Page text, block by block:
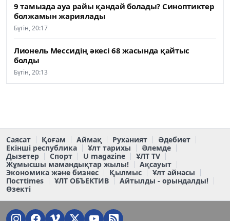
9 тамызда ауа райы қандай болады? Синоптиктер
болжамын жариялады
Бүгін, 20:17
Лионель Мессидің әкесі 68 жасында қайтыс
болды
Бүгін, 20:13
Саясат Қоғам Аймақ Руханият
Әдебиет
Екінші республика
Ұлт тарихы
Әлемде
Дызетер
Спорт U magazine
ҰЛТ TV
Жұмысшы мамандықтар жылы!
Ақсауыт
Экономика және бизнес
Қылмыс
Ұлт айнасы
Постtimes
ҰЛТ ОБЪЕКТИВ
Айтылды - орындалды!
Өзекті